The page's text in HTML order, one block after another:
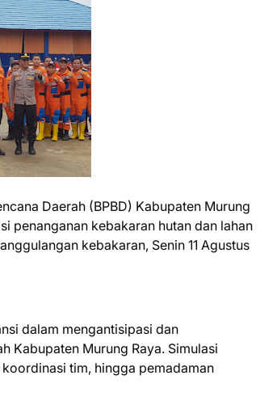
Daerah (BPBD) Kabupaten Murung
penanganan kebakaran hutan dan lahan
kebakaran, Senin 11 Agustus
dalam mengantisipasi dan
Kabupaten Murung Raya. Simulasi
tim, hingga pemadaman